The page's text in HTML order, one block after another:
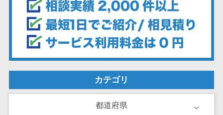
リハビリ管理システム>
医薬品在庫管理システム>
電子薬歴システム>
不動産管理サービス>
不動産業務支援サービス>
ツール
データセンタ
ー監視自動化
クラウドバッ
クアップ
デスクトップ
仮想化
IoTプラットフ
カテゴリ
都道府県